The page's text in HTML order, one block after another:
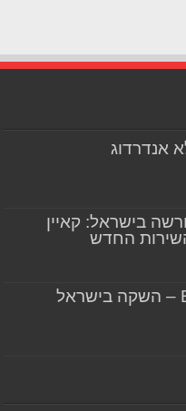
בישראל: קאיין
החדש